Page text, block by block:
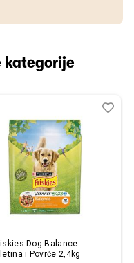
kategorije
Dog Balance
i Povrće 2,4kg